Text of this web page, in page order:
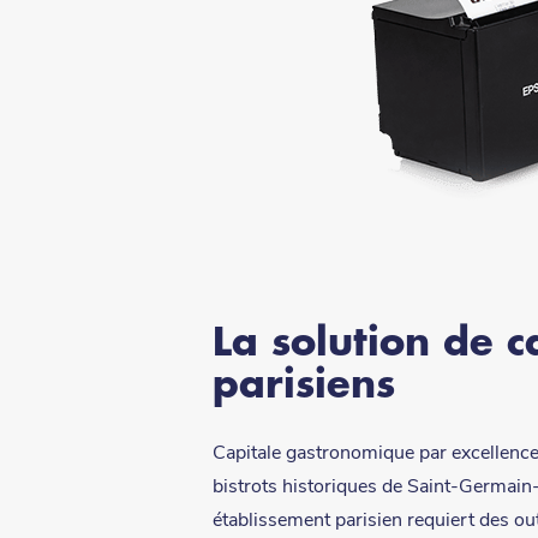
La solution de
parisiens
Capitale gastronomique par
bistrots historiques de Saint-
établissement parisien requiert des